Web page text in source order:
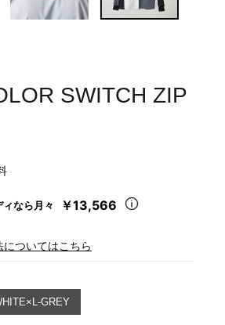
SWITCH ZIP
ィなら月々 ￥13,566
ついてはこちら
GREY